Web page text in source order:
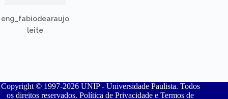
eng_fabiodearaujo
leite
Copyright © 1997-2026 UNIP - Universidade Paulista. Todos
os direitos reservados. Política de Privacidade e Termos de